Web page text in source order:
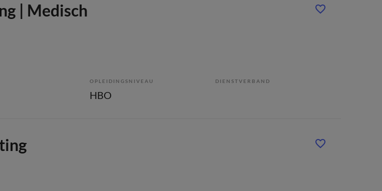
| Medisch
OPLEIDINGSNIVEAU
HBO
DIENSTVERBAND